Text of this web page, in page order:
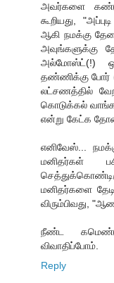
அவர்களை
கூறியது,
ஆகி நமக்கு
அவுங்களுக்கு
அல்மோஸ்ட்(!)
தண்ணிக்கு போர்
லட்சணத்தில்
கொடுக்கல்
என்று கேட்க
எனிவேஸ்...
மனிதர்கள்
மனிதர்களை
விரும்பிவது,
நீண்ட
விவாதிப்போம்.
Reply